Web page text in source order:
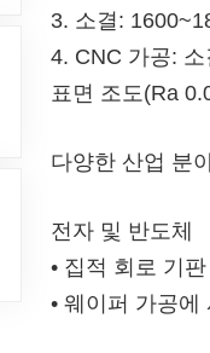
3. 소결:
4. CNC 가공:
표면 조도(Ra
다양한 산업 분
전자 및 반도체
• 집적 회로 기
• 웨이퍼 가공